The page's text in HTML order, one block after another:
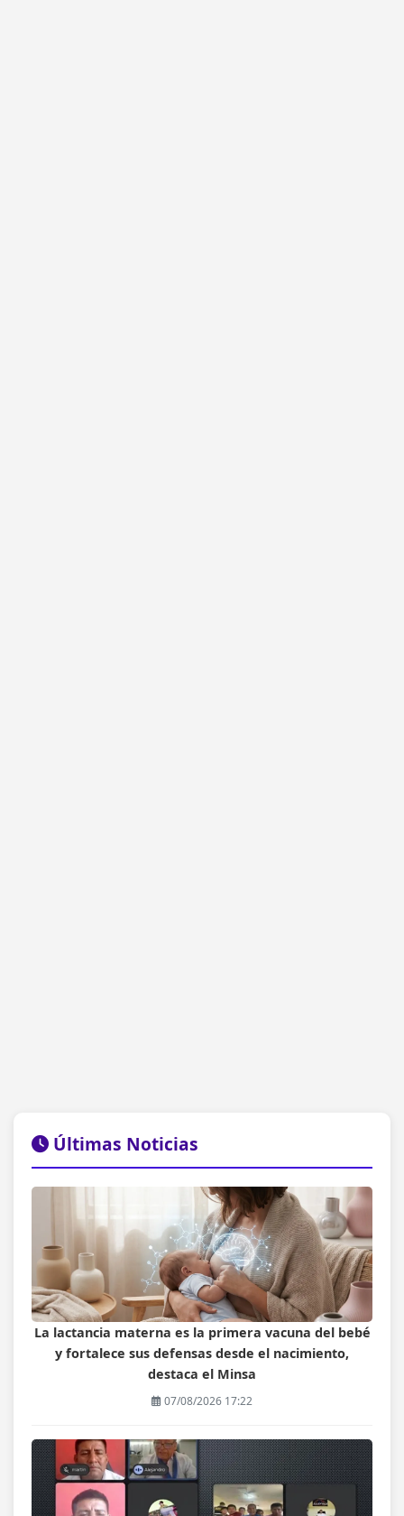
Últimas Noticias
La lactancia materna es la primera vacuna del bebé
y fortalece sus defensas desde el nacimiento,
destaca el Minsa
07/08/2026 17:22